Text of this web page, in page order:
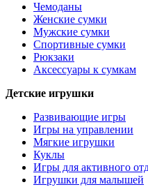
Чемоданы
Женские сумки
Мужские сумки
Спортивные сумки
Рюкзаки
Аксессуары к сумкам
Детские игрушки
Развивающие игры
Игры на управлении
Мягкие игрушки
Куклы
Игры для активного
Игрушки для малышей